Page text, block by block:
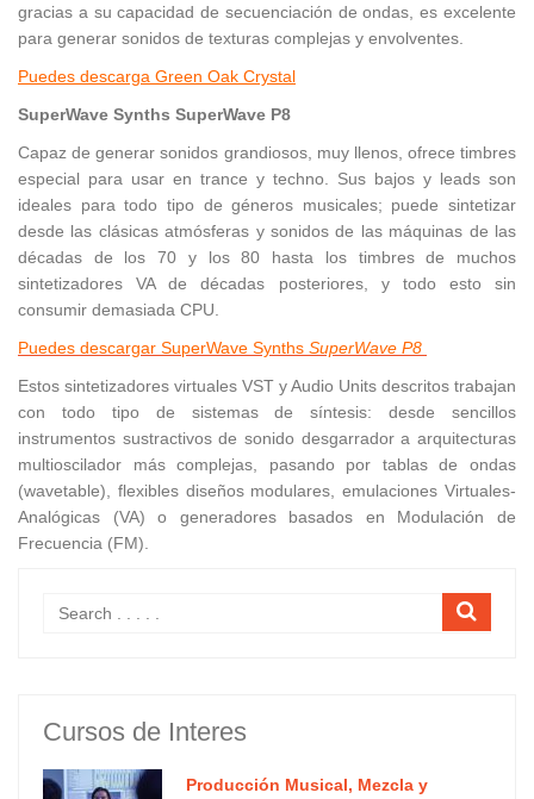
gracias a su capacidad de secuenciación de ondas, es excelente
para generar sonidos de texturas complejas y envolventes.
Puedes descarga Green Oak Crystal
SuperWave Synths SuperWave P8
Capaz de generar sonidos grandiosos, muy llenos, ofrece timbres
especial para usar en trance y techno. Sus bajos y leads son
ideales para todo tipo de géneros musicales; puede sintetizar
desde las clásicas atmósferas y sonidos de las máquinas de las
décadas de los 70 y los 80 hasta los timbres de muchos
sintetizadores VA de décadas posteriores, y todo esto sin
consumir demasiada CPU.
Puedes descargar SuperWave Synths SuperWave P8
Estos sintetizadores virtuales VST y Audio Units descritos trabajan
con todo tipo de sistemas de síntesis: desde sencillos
instrumentos sustractivos de sonido desgarrador a arquitecturas
multioscilador más complejas, pasando por tablas de ondas
(wavetable), flexibles diseños modulares, emulaciones Virtuales-
Analógicas (VA) o generadores basados en Modulación de
Frecuencia (FM).
Cursos de Interes
Producción Musical, Mezcla y